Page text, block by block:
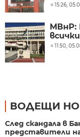
15:26,
МВнР:
11:50,
ВОДЕЩИ
След скандала в
представители